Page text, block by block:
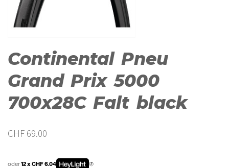
Continental Pneu
Grand Prix 5000
700x28C Falt black
CHF 69.00
oder12 x CHF 6.04